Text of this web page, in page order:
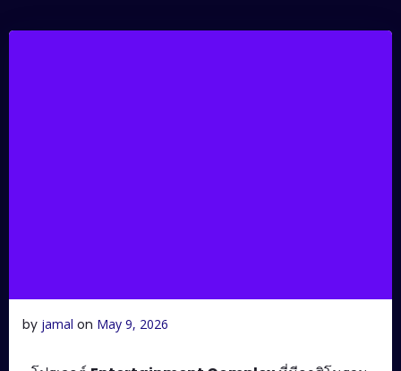
by jamal on May 9, 2026